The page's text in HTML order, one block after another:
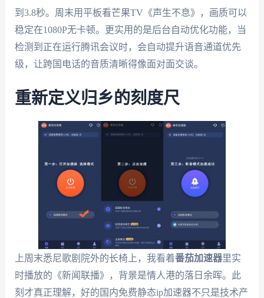
到3.8秒。周末用平板看芒果TV《声生不息》，画质可以
稳定在1080P无卡顿。更实用的是后台自动优化功能，当
检测到正在运行腾讯会议时，会自动提升语音通道优先
级，让跨国电话的音质清晰得像面对面交谈。
重新定义归乡的刻度尺
上周末悉尼歌剧院外的长椅上，我看着番茄加速器里实
时播放的《新闻联播》，背景是情人港的落日余晖。此
刻才真正理解，好的国内免费静态ip加速器不只是技术产